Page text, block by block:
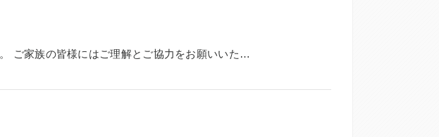
面会及び外泊・外出を禁止しています。 ご家族の皆様にはご理解とご協力をお願いいたします。 ご不明な点...